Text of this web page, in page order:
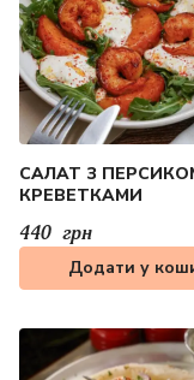
САЛАТ З
КРЕВЕТКАМИ
Додати у
440 грн